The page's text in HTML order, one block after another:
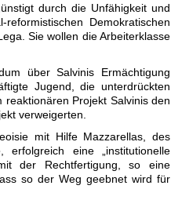
durch die Unfähigkeit und
Demokratischen
Sie wollen die Arbeiterklasse
über Salvinis Ermächtigung
Jugend, die unterdrückten
Projekt Salvinis den
verweigerten.
mit Hilfe Mazzarellas, des
erfolgreich eine „institutionelle
der Rechtfertigung, so eine
so der Weg geebnet wird für